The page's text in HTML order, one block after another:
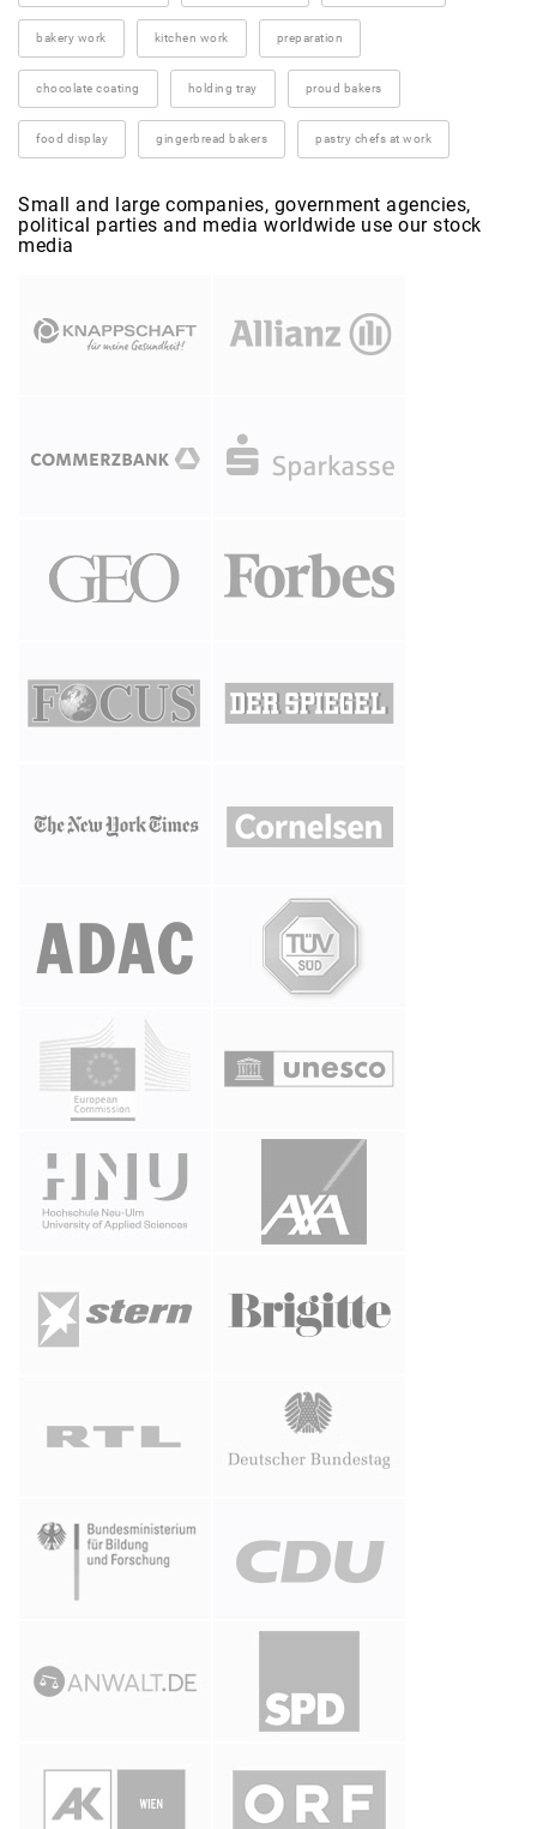
bakery work kitchen work preparation
chocolate coating holding tray proud bakers
food display gingerbread bakers pastry chefs at work
Small and large companies, government agencies,
political parties and media worldwide use our stock
media